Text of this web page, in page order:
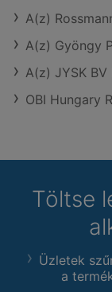
A(z)
A(z) Gyöngy
A(z) JYSK
OBI Hungary
Töltse
Üzletek
a